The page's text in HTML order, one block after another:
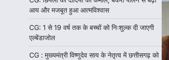
आय और मजबूत हुआ आत्मविश्वास
CG: 1 से 19 वर्ष तक के बच्चों को निःशुल्क दी जाएगी
एल्बेंडाजोल
CG : मुख्यमंत्री विष्णुदेव साय के नेतृत्व में छत्तीसगढ़ को